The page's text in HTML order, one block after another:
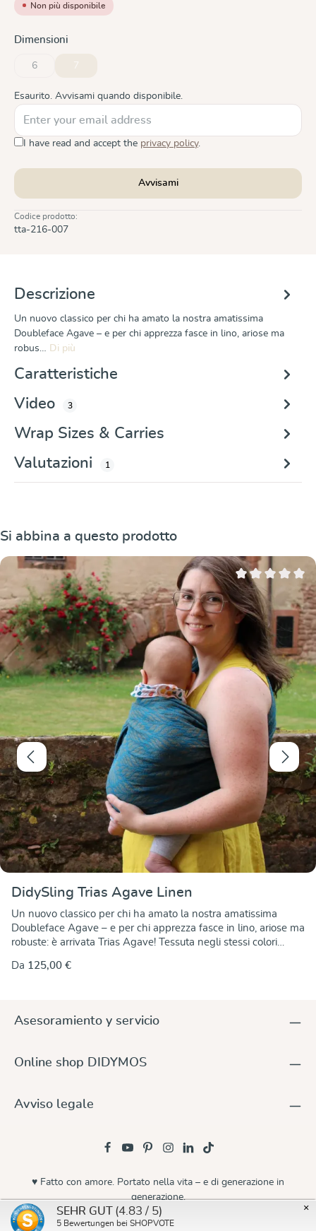
Non più disponibile
Seleziona
Dimensioni
6 7
Esaurito. Avvisami quando disponibile.
I have read and accept the privacy policy.
Avvisami
Codice prodotto:
tta-216-007
Descrizione
Un nuovo classico per chi ha amato la nostra amatissima
Doubleface Agave – e per chi apprezza fasce in lino, ariose ma
robus… Di più
Caratteristiche
Video
3
Wrap Sizes & Carries
Valutazioni
1
Salta la galleria dei prodotti
Si abbina a questo prodotto
Valutazione
DidySling Trias Agave Linen
Un nuovo classico per chi ha amato la nostra amatissima
Doubleface Agave – e per chi apprezza fasce in lino, ariose ma
robuste: è arrivata Trias Agave! Tessuta negli stessi colori
fascia richiama un modello molto amato e lo reinterpreta in
270 g/m², è solida e resistente, ma grazie al lino rimane fresca
chi preferisce una fascia più sostenuta. Che tu conosca già
l’originale o che Trias Agave sia una nuova scoperta – questa
naturalità e al design collaudato.
Da 125,00 €
Asesoramiento y servicio
Online shop DIDYMOS
Avviso legale
© 2026 Didymos
♥ Fatto con amore. Portato nella vita – e di generazione in
generazione.
×
SEHR GUT (4.83 / 5)
5 Bewertungen bei SHOPVOTE